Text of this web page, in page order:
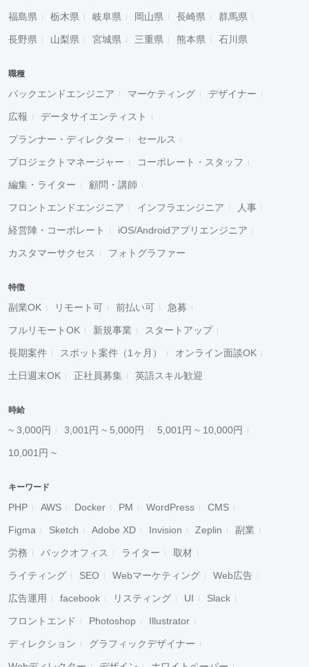
福島県 栃木県 岐阜県 岡山県 長崎県 群馬県
長野県 山梨県 宮城県 三重県 熊本県 石川県
職種
バックエンドエンジニア マーケティング デザイナー
広報 データサイエンティスト
プランナー・ディレクター セールス
プロジェクトマネージャー コーポレート・スタッフ
編集・ライター 顧問・講師
フロントエンドエンジニア インフラエンジニア 人事
経営陣・コーポレート iOS/Androidアプリエンジニア
カスタマーサクセス フォトグラファー
特徴
副業OK リモート可 前払い可 急募
フルリモートOK 新規事業 スタートアップ
長期案件 スポット案件（1ヶ月） オンライン面談OK
土日週末OK 正社員募集 英語スキル歓迎
時給
~ 3,000円 3,001円 ~ 5,000円 5,001円 ~ 10,000円
10,001円 ~
キーワード
PHP AWS Docker PM WordPress CMS
Figma Sketch Adobe XD Invision Zeplin 副業
労務 バックオフィス ライター 取材
ライティング SEO Webマーケティング Web広告
広告運用 facebook リスティング UI Slack
フロントエンド Photoshop Illustrator
ディレクション グラフィックデザイナー